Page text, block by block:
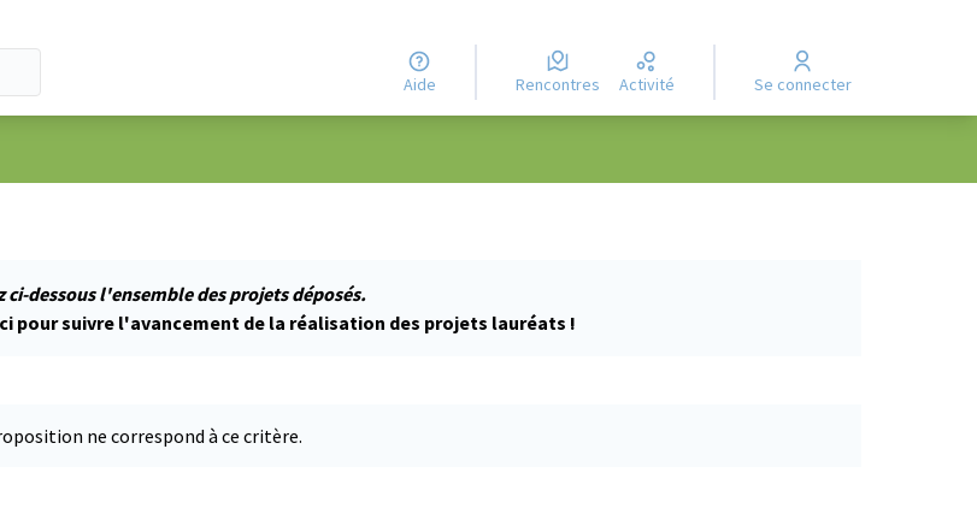
Aide Rencontres Activité Se connecter
ci-dessous l'ensemble des projets déposés.
pour suivre l'avancement de la réalisation des projets lauréats !
ne correspond à ce critère.